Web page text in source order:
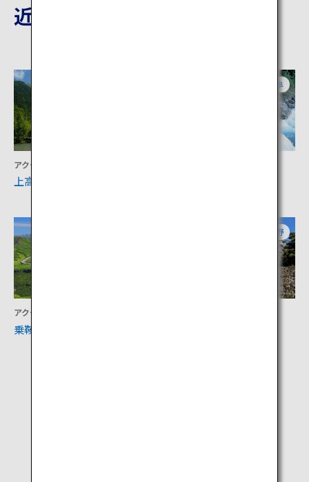
近隣の観光地
アクティビティ
上高地
岐阜
アクティビティ
乗鞍岳
長野